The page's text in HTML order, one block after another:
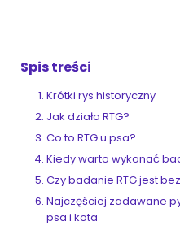
Spis treści
Krótki rys historyczny
Jak działa RTG?
Co to RTG u psa?
Kiedy warto wykonać
Czy badanie RTG jest
Najczęściej zadawane
psa i kota